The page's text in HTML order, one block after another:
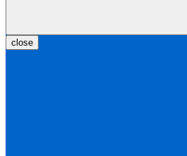
close